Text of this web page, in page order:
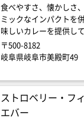
食べやすさ、懐かしさ
ミックなインパクトを
味しいカレーを提供し
〒500-8182
岐阜県岐阜市美殿町49
ストロベリー・フ
エバー